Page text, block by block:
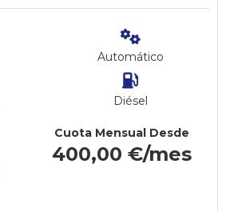
Automático
Diésel
Cuota Mensual Desde
400,00 €/mes